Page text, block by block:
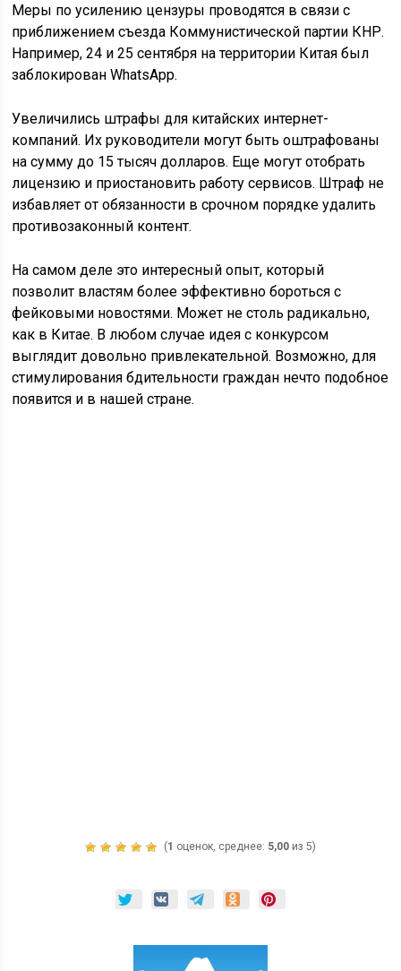
Меры по усилению цензуры проводятся в связи с
приближением съезда Коммунистической партии КНР.
Например, 24 и 25 сентября на территории Китая был
заблокирован WhatsApp.
Увеличились штрафы для китайских интернет-
компаний. Их руководители могут быть оштрафованы
на сумму до 15 тысяч долларов. Еще могут отобрать
лицензию и приостановить работу сервисов. Штраф не
избавляет от обязанности в срочном порядке удалить
противозаконный контент.
На самом деле это интересный опыт, который
позволит властям более эффективно бороться с
фейковыми новостями. Может не столь радикально,
как в Китае. В любом случае идея с конкурсом
выглядит довольно привлекательной. Возможно, для
стимулирования бдительности граждан нечто подобное
появится и в нашей стране.
(1 оценок, среднее: 5,00из 5)